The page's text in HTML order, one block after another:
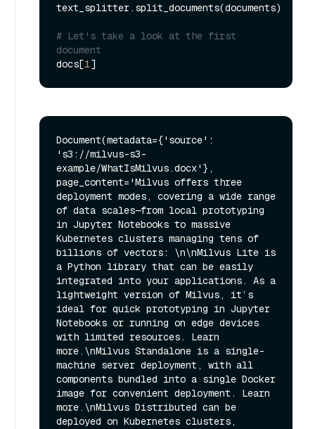
text_splitter.split_documents(documents)
# Let's take a look at the first
document
docs[1
Document(metadata={'source':
's3://milvus-s3-
example/WhatIsMilvus.docx'},
page_content='Milvus offers three
deployment modes, covering a wide range
of data scales—from local prototyping
in Jupyter Notebooks to massive
Kubernetes clusters managing tens of
billions of vectors: \n\nMilvus Lite is
a Python library that can be easily
integrated into your applications. As a
lightweight version of Milvus, it’s
ideal for quick prototyping in Jupyter
Notebooks or running on edge devices
with limited resources. Learn
more.\nMilvus Standalone is a single-
machine server deployment, with all
components bundled into a single Docker
image for convenient deployment. Learn
more.\nMilvus Distributed can be
deployed on Kubernetes clusters,